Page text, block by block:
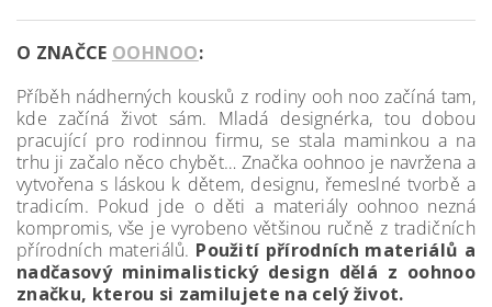
O ZNAČCE OOHNOO:
Příběh nádherných kousků z rodiny ooh noo začíná tam,
kde začíná život sám. Mladá designérka, tou dobou
pracující pro rodinnou firmu, se stala maminkou a na
trhu ji začalo něco chybět… Značka oohnoo je navržena a
vytvořena s láskou k dětem, designu, řemeslné tvorbě a
tradicím. Pokud jde o děti a materiály oohnoo nezná
kompromis, vše je vyrobeno většinou ručně z tradičních
přírodních materiálů. Použití přírodních materiálů a
nadčasový minimalistický design dělá z oohnoo
značku, kterou si zamilujete na celý život.